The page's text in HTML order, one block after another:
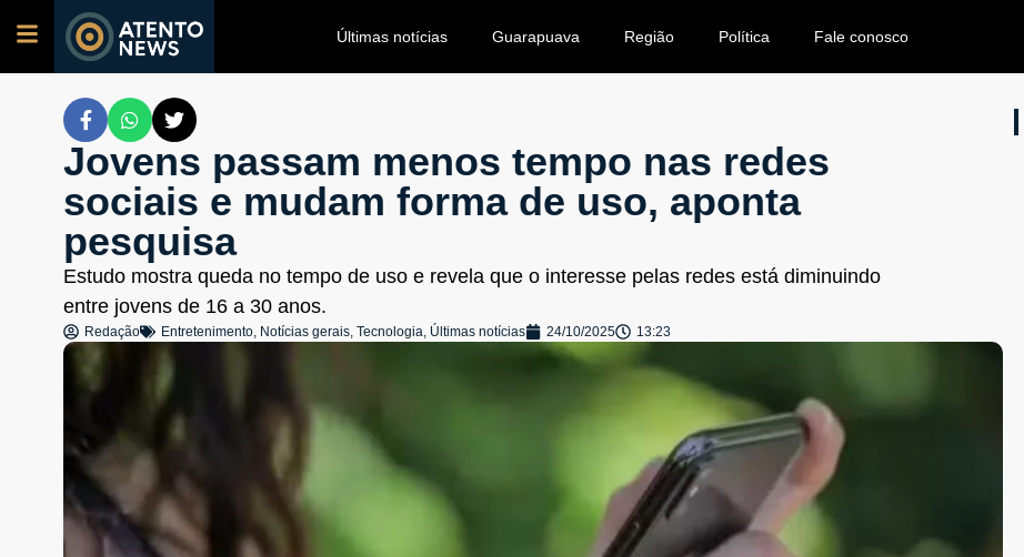
Últimas notícias Guarapuava Região Política Fale conosco
Jovens passam menos tempo nas redes
sociais e mudam forma de uso, aponta
pesquisa
Estudo mostra queda no tempo de uso e revela que o interesse pelas redes está diminuindo
entre jovens de 16 a 30 anos.
Redação Entretenimento, Notícias gerais, Tecnologia, Últimas notícias 24/10/2025 13:23